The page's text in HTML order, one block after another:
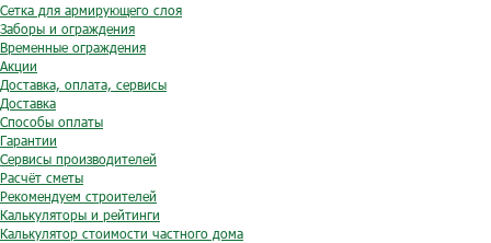
Сетка для армирующего слоя
Заборы и ограждения
Временные ограждения
Акции
Доставка, оплата, сервисы
Доставка
Способы оплаты
Гарантии
Сервисы производителей
Расчёт сметы
Рекомендуем строителей
Калькуляторы и рейтинги
Калькулятор стоимости частного дома